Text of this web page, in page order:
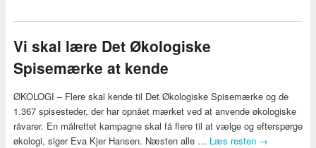
Vi skal lære Det Økologiske
Spisemærke at kende
ØKOLOGI – Flere skal kende til Det Økologiske Spisemærke og de
1.367 spisesteder, der har opnået mærket ved at anvende økologiske
råvarer. En målrettet kampagne skal få flere til at vælge og efterspørge
økologi, siger Eva Kjer Hansen. Næsten alle … Læs resten →